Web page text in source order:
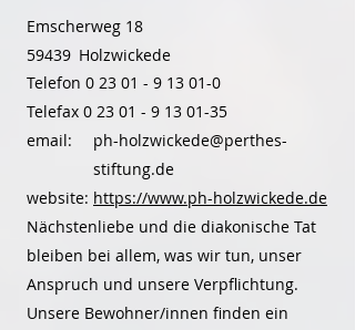
Emscherweg 18
59439 Holzwickede
Telefon 0 23 01 - 9 13 01-0
Telefax 0 23 01 - 9 13 01-35
email:
website:
ph-holzwickede@perthes-
stiftung.de
https://www.ph-holzwickede.de
Nächstenliebe und die diakonische Tat
bleiben bei allem, was wir tun, unser
Anspruch und unsere Verpflichtung.
Unsere Bewohner/innen finden ein